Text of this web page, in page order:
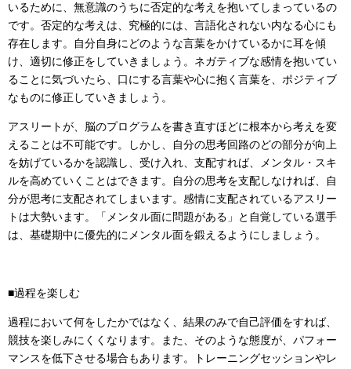
いるために、無意識のうちに否定的な考えを抱いてしまっているの
です。否定的な考えは、究極的には、言語化されない内なる心にも
存在します。自分自身にどのような言葉をかけているかに耳を傾
け、適切に修正をしていきましょう。ネガティブな感情を抱いてい
ることに気づいたら、口にする言葉や心に抱く言葉を、ポジティブ
なものに修正していきましょう。
アスリートが、脳のプログラムを書き直すほどに根本から考えを変
えることは不可能です。しかし、自分の思考回路のどの部分が向上
を妨げているかを認識し、受け入れ、支配すれば、メンタル・スキ
ルを高めていくことはできます。自分の思考を支配しなければ、自
分が思考に支配されてしまいます。感情に支配されているアスリー
トは大勢います。「メンタル面に問題がある」と自覚している選手
は、基礎期中に優先的にメンタル面を鍛えるようにしましょう。
■過程を楽しむ
過程において何をしたかではなく、結果のみで自己評価をすれば、
競技を楽しみにくくなります。また、そのような態度が、パフォー
マンスを低下させる場合もあります。トレーニングセッションやレ